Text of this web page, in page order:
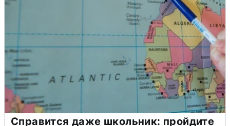
Справится даже школьник: пройдите